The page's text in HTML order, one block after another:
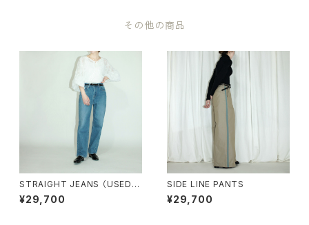
その他の商品
STRAIGHT JEANS （USED/G
RAY）
¥29,700
SIDE LINE PANTS
¥29,700